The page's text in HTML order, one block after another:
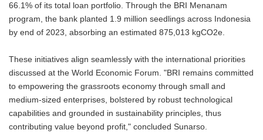
66.1% of its total loan portfolio. Through the BRI Menanam
program, the bank planted 1.9 million seedlings across Indonesia
by end of 2023, absorbing an estimated 875,013 kgCO2e.
These initiatives align seamlessly with the international priorities
discussed at the World Economic Forum. "BRI remains committed
to empowering the grassroots economy through small and
medium-sized enterprises, bolstered by robust technological
capabilities and grounded in sustainability principles, thus
contributing value beyond profit," concluded Sunarso.